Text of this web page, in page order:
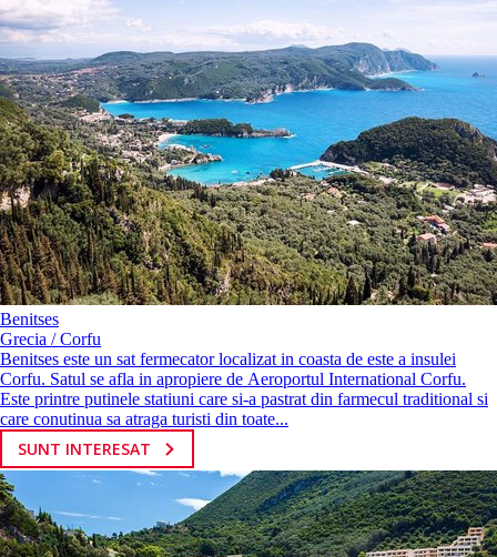
Benitses
Grecia / Corfu
Benitses este un sat fermecator localizat in coasta de este a insulei
Corfu. Satul se afla in apropiere de Aeroportul International Corfu.
Este printre putinele statiuni care si-a pastrat din farmecul traditional si
care conutinua sa atraga turisti din toate...
SUNT INTERESAT